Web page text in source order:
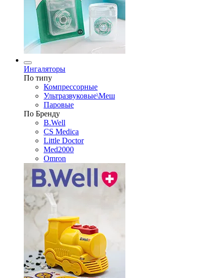
Ингаляторы
По типу
Компрессорные
Ультразвуковые\Меш
Паровые
По Бренду
B.Well
CS Medica
Little Doctor
Med2000
Omron